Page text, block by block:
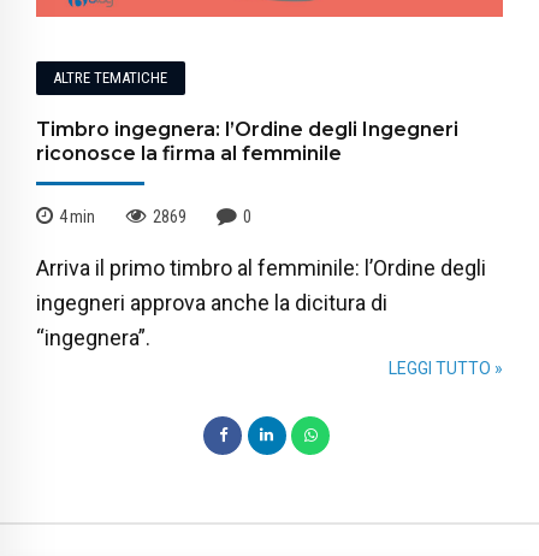
ALTRE TEMATICHE
Timbro ingegnera: l’Ordine degli Ingegneri
riconosce la firma al femminile
4min 2869 0
Arriva il primo timbro al femminile: l’Ordine degli
ingegneri approva anche la dicitura di
“ingegnera”.
LEGGI TUTTO »